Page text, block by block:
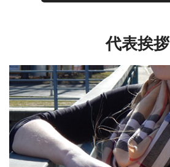
代表挨拶